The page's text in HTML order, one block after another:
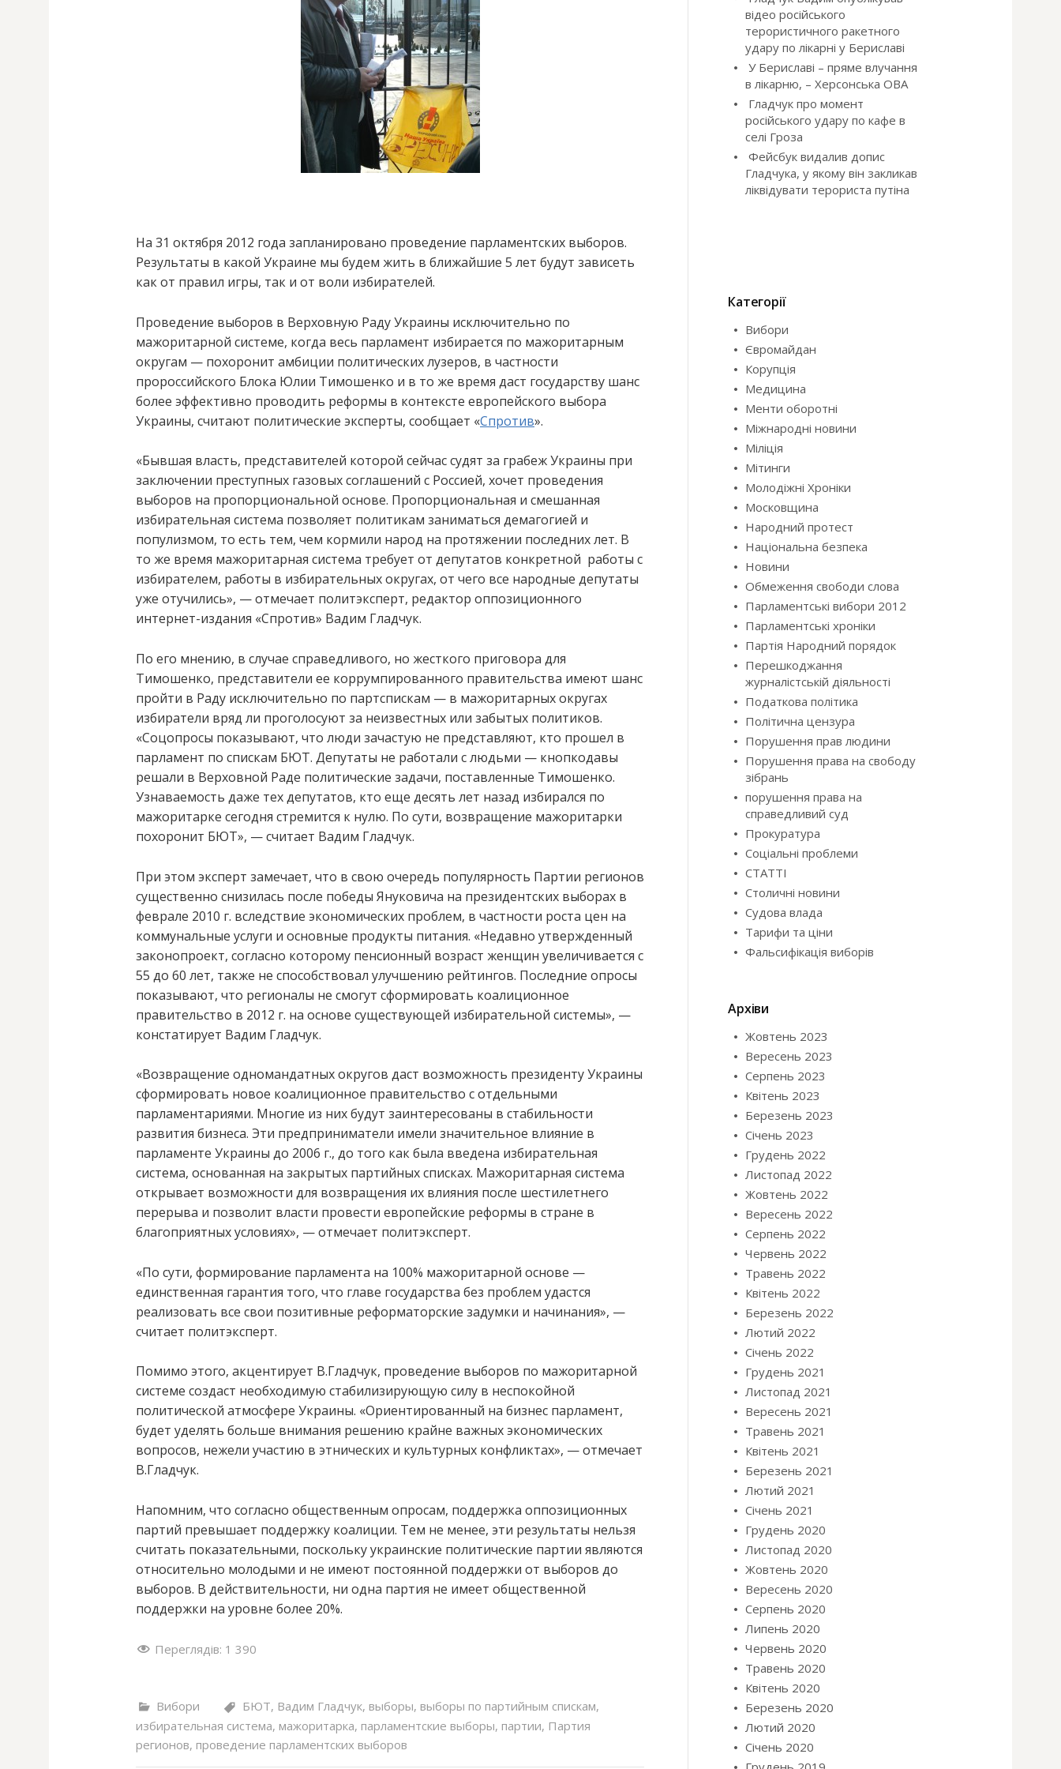
На 31 октября 2012 года запланировано проведение парламентских выборов.
Результаты в какой Украине мы будем жить в ближайшие 5 лет будут зависеть
как от правил игры, так и от воли избирателей.
Проведение выборов в Верховную Раду Украины исключительно по
мажоритарной системе, когда весь парламент избирается по мажоритарным
округам — похоронит амбиции политических лузеров, в частности
пророссийского Блока Юлии Тимошенко и в то же время даст государству шанс
более эффективно проводить реформы в контексте европейского выбора
Украины, считают политические эксперты, сообщает «Спротив».
«Бывшая власть, представителей которой сейчас судят за грабеж Украины при
заключении преступных газовых соглашений с Россией, хочет проведения
выборов на пропорциональной основе. Пропорциональная и смешанная
избирательная система позволяет политикам заниматься демагогией и
популизмом, то есть тем, чем кормили народ на протяжении последних лет. В
то же время мажоритарная система требует от депутатов конкретной работы с
избирателем, работы в избирательных округах, от чего все народные депутаты
уже отучились», — отмечает политэксперт, редактор оппозиционного
интернет-издания «Спротив» Вадим Гладчук.
По его мнению, в случае справедливого, но жесткого приговора для
Тимошенко, представители ее коррумпированного правительства имеют шанс
пройти в Раду исключительно по партспискам — в мажоритарных округах
избиратели вряд ли проголосуют за неизвестных или забытых политиков.
«Соцопросы показывают, что люди зачастую не представляют, кто прошел в
парламент по спискам БЮТ. Депутаты не работали с людьми — кнопкодавы
решали в Верховной Раде политические задачи, поставленные Тимошенко.
Узнаваемость даже тех депутатов, кто еще десять лет назад избирался по
мажоритарке сегодня стремится к нулю. По сути, возвращение мажоритарки
похоронит БЮТ», — считает Вадим Гладчук.
При этом эксперт замечает, что в свою очередь популярность Партии регионов
существенно снизилась после победы Януковича на президентских выборах в
феврале 2010 г. вследствие экономических проблем, в частности роста цен на
коммунальные услуги и основные продукты питания. «Недавно утвержденный
законопроект, согласно которому пенсионный возраст женщин увеличивается с
55 до 60 лет, также не способствовал улучшению рейтингов. Последние опросы
показывают, что регионалы не смогут сформировать коалиционное
правительство в 2012 г. на основе существующей избирательной системы», —
констатирует Вадим Гладчук.
«Возвращение одномандатных округов даст возможность президенту Украины
сформировать новое коалиционное правительство с отдельными
парламентариями. Многие из них будут заинтересованы в стабильности
развития бизнеса. Эти предприниматели имели значительное влияние в
парламенте Украины до 2006 г., до того как была введена избирательная
система, основанная на закрытых партийных списках. Мажоритарная система
открывает возможности для возвращения их влияния после шестилетнего
перерыва и позволит власти провести европейские реформы в стране в
благоприятных условиях», — отмечает политэксперт.
«По сути, формирование парламента на 100% мажоритарной основе —
единственная гарантия того, что главе государства без проблем удастся
реализовать все свои позитивные реформаторские задумки и начинания», —
считает политэксперт.
Помимо этого, акцентирует В.Гладчук, проведение выборов по мажоритарной
системе создаст необходимую стабилизирующую силу в неспокойной
политической атмосфере Украины. «Ориентированный на бизнес парламент,
будет уделять больше внимания решению крайне важных экономических
вопросов, нежели участию в этнических и культурных конфликтах», — отмечает
В.Гладчук.
Напомним, что согласно общественным опросам, поддержка оппозиционных
партий превышает поддержку коалиции. Тем не менее, эти результаты нельзя
считать показательными, поскольку украинские политические партии являются
относительно молодыми и не имеют постоянной поддержки от выборов до
выборов. В действительности, ни одна партия не имеет общественной
поддержки на уровне более 20%.
Переглядів: 1 390
Вибори БЮТ, Вадим Гладчук, выборы, выборы по партийным спискам,
избирательная система, мажоритарка, парламентские выборы, партии, Партия
регионов, проведение парламентских выборов
відео російського
терористичного ракетного
удару по лікарні у Бериславі
У Бериславі – пряме влучання
в лікарню, – Херсонська ОВА
Гладчук про момент
російського удару по кафе в
селі Гроза
Фейсбук видалив допис
Гладчука, у якому він закликав
ліквідувати терориста путіна
Категорії
Вибори
Євромайдан
Корупція
Медицина
Менти оборотні
Міжнародні новини
Міліція
Мітинги
Молодіжні Хроніки
Московщина
Народний протест
Національна безпека
Новини
Обмеження свободи слова
Парламентські вибори 2012
Парламентські хроніки
Партія Народний порядок
Перешкоджання
журналістській діяльності
Податкова політика
Політична цензура
Порушення прав людини
Порушення права на свободу
зібрань
порушення права на
справедливий суд
Прокуратура
Соціальні проблеми
СТАТТІ
Столичні новини
Судова влада
Тарифи та ціни
Фальсифікація виборів
Архіви
Жовтень 2023
Вересень 2023
Серпень 2023
Квітень 2023
Березень 2023
Січень 2023
Грудень 2022
Листопад 2022
Жовтень 2022
Вересень 2022
Серпень 2022
Червень 2022
Травень 2022
Квітень 2022
Березень 2022
Лютий 2022
Січень 2022
Грудень 2021
Листопад 2021
Вересень 2021
Травень 2021
Квітень 2021
Березень 2021
Лютий 2021
Січень 2021
Грудень 2020
Листопад 2020
Жовтень 2020
Вересень 2020
Серпень 2020
Липень 2020
Червень 2020
Травень 2020
Квітень 2020
Березень 2020
Лютий 2020
Січень 2020